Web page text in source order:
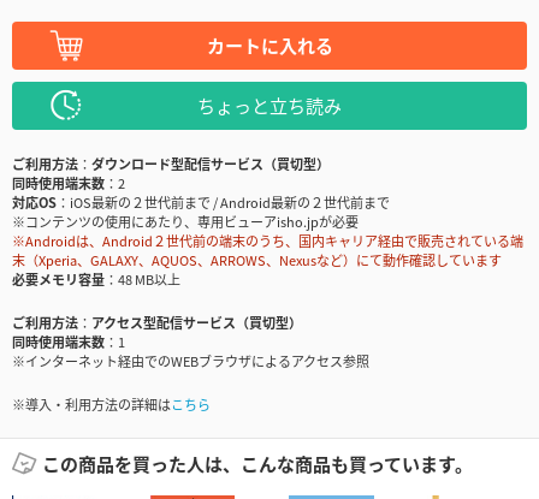
カートに入れる
ちょっと立ち読み
ご利用方法
ダウンロード型配信サービス（買切型）
同時使用端末数
2
対応OS
iOS最新の２世代前まで / Android最新の２世代前まで
※コンテンツの使用にあたり、専用ビューアisho.jpが必要
※Androidは、Android２世代前の端末のうち、国内キャリア経由で販売されている端
末（Xperia、GALAXY、AQUOS、ARROWS、Nexusなど）にて動作確認しています
必要メモリ容量
48 MB以上
ご利用方法
アクセス型配信サービス（買切型）
同時使用端末数
1
※インターネット経由でのWEBブラウザによるアクセス参照
※導入・利用方法の詳細はこちら
この商品を買った人は、こんな商品も買っています。